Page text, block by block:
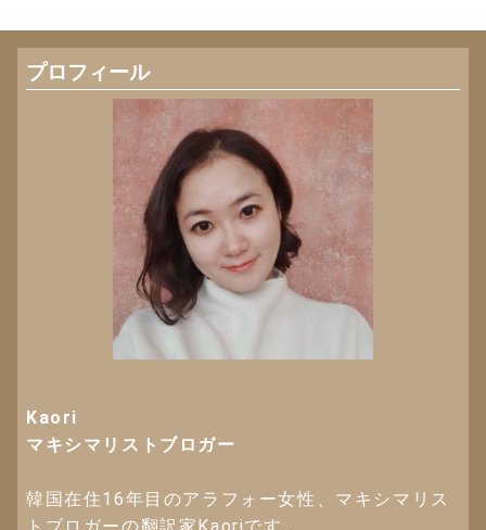
プロフィール
Kaori
マキシマリストブロガー
韓国在住16年目のアラフォー女性、マキシマリス